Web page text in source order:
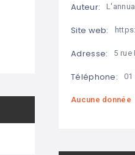
Auteur:
Site web:
Adresse: 5 rue
Téléphone: 01
Aucune donnée